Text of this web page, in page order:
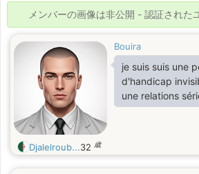
メンバーの画像は非公開 - 認証された
Bouira
je suis suis une
d'handicap
une relations
Djalelroub...32 歳